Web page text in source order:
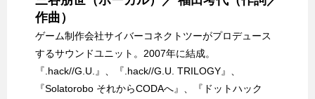
作曲）
ゲーム制作会社サイバーコネクトツーがプロデュース
するサウンドユニット。2007年に結成。
『.hack//G.U.』、『.hack//G.U. TRILOGY』、
『Solatorobo それからCODAへ』、『ドットハック